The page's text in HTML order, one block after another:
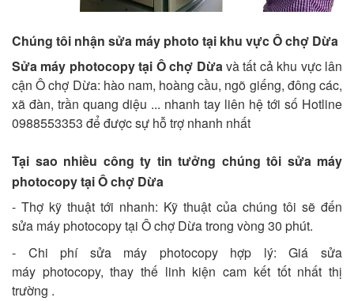
Chúng tôi nhận sửa máy photo tại khu vực Ô chợ Dừa
Sửa máy photocopy tại Ô chợ Dừavà tất cả khu vực lân
cận Ô chợ Dừa: hào nam, hoàng cầu, ngõ giếng, đông các,
xã đàn, trần quang diệu ... nhanh tay liên hệ tới số Hotline
0988553353 để được sự hỗ trợ nhanh nhất
Tại sao nhiều công ty tin tưởng chúng tôi sửa máy
photocopy tại Ô chợ Dừa
- Thợ kỹ thuật tới nhanh: Kỹ thuật của chúng tôi sẽ đến
sửa máy photocopy tại Ô chợ Dừa trong vòng 30 phút.
- Chi phí sửa máy photocopy hợp lý: Giá sửa
máy photocopy, thay thế linh kiện cam kết tốt nhất thị
trường .